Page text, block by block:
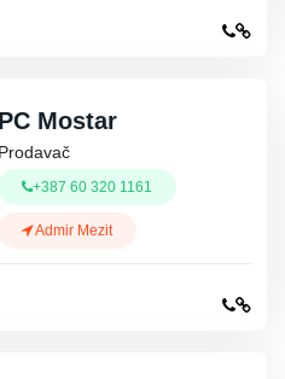
PC Mostar
Prodavač
+387 60 320 1161
Admir Mezit